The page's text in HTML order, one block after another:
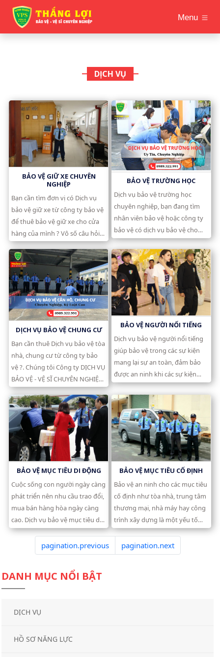
Menu
DỊCH VỤ
BẢO VỆ GIỮ XE CHUYÊN
NGHIỆP
Bạn cần tìm đơn vị có Dịch vụ
bảo vệ giữ xe từ công ty bảo vệ
để thuê bảo vệ giữ xe cho cửa
hàng của mình ? Vô số câu hỏi
đặt ra vậy thuê Dịch vụ bảo vệ
giữ xe ở công ty nào có uy tín
và Bảng giá thuê bảo vệ giữ xe
là bao nhiêu
BẢO VỆ TRƯỜNG HỌC
Dịch vụ bảo vệ trường học
chuyên nghiệp, bạn đang tìm
nhân viên bảo vệ hoặc công ty
bảo vệ có dịch vụ bảo vệ cho
trường học ? . Chúng tôi Công
ty DỊCH VỤ BẢO VỆ - VỆ SĨ
CHUYÊN NGHIỆP THẮNG LỢI tự
hào là một trong những đơn vị
cung cấp nhân lực bảo vệ cho
trường học tốt nhất tại Tp,hcm
và các tỉnh lân cận.
DỊCH VỤ BẢO VỆ CHUNG CƯ
Bạn cần thuê Dịch vụ bảo vệ tòa
nhà, chung cư từ công ty bảo
vệ ?. Chúng tôi Công ty DỊCH VỤ
BẢO VỆ - VỆ SĨ CHUYÊN NGHIỆP
THẮNG LỢI tự hào là một trong
những đơn vị cung cấp nhân
viên bảo vệ tòa nhà tốt nhất tại
Tp,hcm mới hơn 1000 doanh
nghiệp
BẢO VỆ NGƯỜI NỔI TIẾNG
Dịch vụ bảo vệ người nổi tiếng
giúp bảo vệ trong các sự kiện
mang lại sự an toàn, đảm bảo
được an ninh khi các sự kiện
được tổ chức, ngăn chặn những
fan cuồng tấn công tới tặng
hoa, xin chữ ký, hay những
trường hợp xấu hoặc quá khích
làm những hoạt động xấu gây
ảnh hưởng đến danh dự và
hình ảnh của người nổi tiếng.
BẢO VỆ MỤC TIÊU DI ĐỘNG
Cuộc sống con người ngày càng
phát triển nên nhu cầu trao đổi,
mua bán hàng hòa ngày càng
cao. Dịch vụ bảo vệ mục tiêu di
động chuyên nghiệp đảm bảo
được chất lượng hàng hóa, tài
sản có giá trị trong quá trình
BẢO VỆ MỤC TIÊU CỐ ĐỊNH
Bảo vệ an ninh cho các mục tiêu
cố định như tòa nhà, trung tâm
thương mại, nhà máy hay công
trình xây dựng là một yếu tố
quan trọng giúp duy trì sự an
toàn và ổn định trong hoạt
động kinh doanh. Công ty Bảo
pagination.previous pagination.next
DANH MỤC NỔI BẬT
DỊCH VỤ
HỒ SƠ NĂNG LỰC
Giá thuê dịch vụ bảo vệ yếu nhân - Công ty bảo vệ uy
tín tại TP HCM